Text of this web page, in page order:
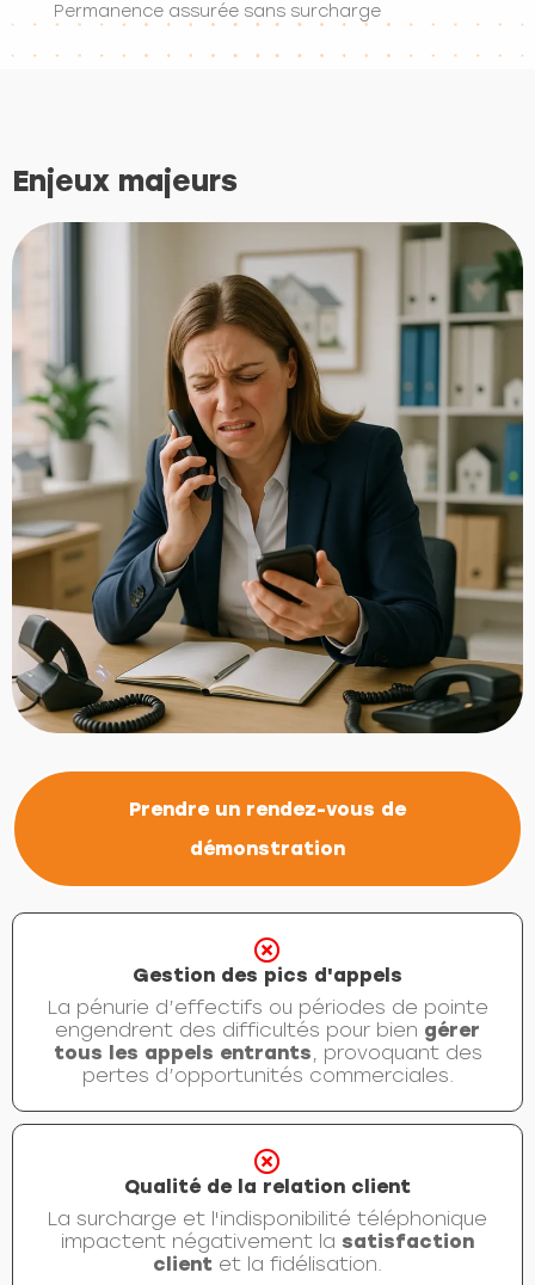
Permanence assurée sans surcharge
Enjeux majeurs
Prendre un rendez-vous de
démonstration
Gestion des pics d'appels
La pénurie d’effectifs ou périodes de pointe
engendrent des difficultés pour bien gérer
tous les appels entrants, provoquant des
pertes d’opportunités commerciales.
Qualité de la relation client
La surcharge et l'indisponibilité téléphonique
impactent négativement la satisfaction
client et la fidélisation.